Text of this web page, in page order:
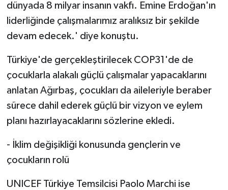
dünyada 8 milyar insanın vakfı. Emine Erdoğan'ın
liderliğinde çalışmalarımız aralıksız bir şekilde
devam edecek.' diye konuştu.
Türkiye'de gerçekleştirilecek COP31'de de
çocuklarla alakalı güçlü çalışmalar yapacaklarını
anlatan Ağırbaş, çocukları da aileleriyle beraber
sürece dahil ederek güçlü bir vizyon ve eylem
planı hazırlayacaklarını sözlerine ekledi.
- İklim değişikliği konusunda gençlerin ve
çocukların rolü
UNICEF Türkiye Temsilcisi Paolo Marchi ise